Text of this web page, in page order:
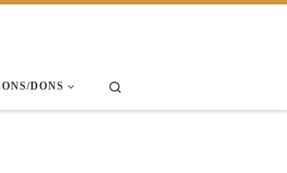
DONS